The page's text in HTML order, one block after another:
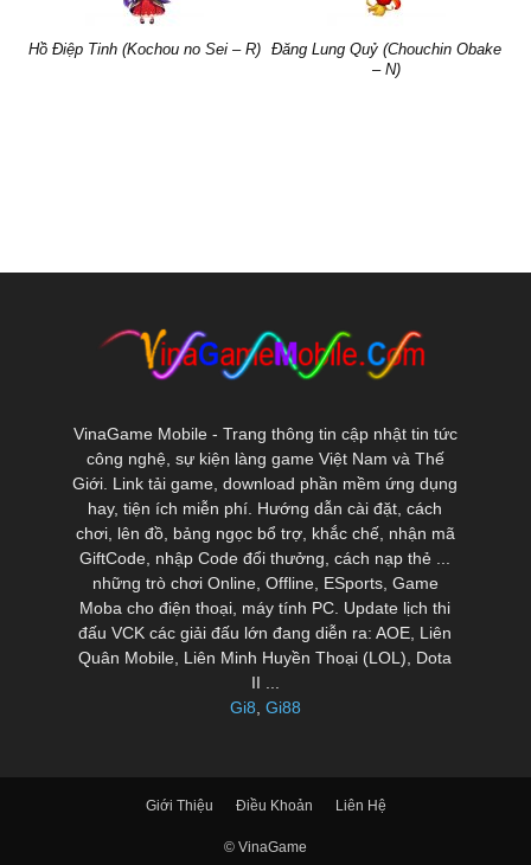
Hồ Điệp Tinh (Kochou no Sei – R) Đăng Lung Quỷ (Chouchin Obake
– N)
VinaGame Mobile - Trang thông tin cập nhật tin tức
công nghệ, sự kiện làng game Việt Nam và Thế
Giới. Link tải game, download phần mềm ứng dụng
hay, tiện ích miễn phí. Hướng dẫn cài đặt, cách
chơi, lên đồ, bảng ngọc bổ trợ, khắc chế, nhận mã
GiftCode, nhập Code đổi thưởng, cách nạp thẻ ...
những trò chơi Online, Offline, ESports, Game
Moba cho điện thoại, máy tính PC. Update lịch thi
đấu VCK các giải đấu lớn đang diễn ra: AOE, Liên
Quân Mobile, Liên Minh Huyền Thoại (LOL), Dota
II ...
Gi8, Gi88
Giới Thiệu Điều Khoản Liên Hệ
© VinaGame